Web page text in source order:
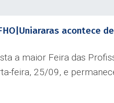
acontece
a maior Feira das
feira, 25/09, e